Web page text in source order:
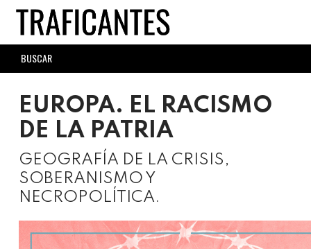
Skip
main
content
SEARCH
FORM
EUROPA. EL RACISMO
DE LA PATRIA
GEOGRAFÍA DE LA CRISIS,
SOBERANISMO Y
NECROPOLÍTICA.